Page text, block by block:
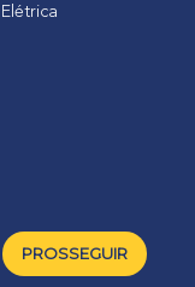
PROSSEGUIR